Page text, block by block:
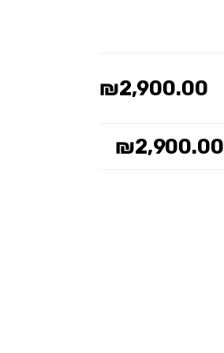
₪2,900.00
₪2,900.00